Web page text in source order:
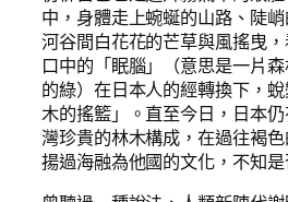
中，身體走上蜿蜒的山路、陡
河谷間白花花的芒草與風搖曳
口中的「眠腦」（意思是一片
的綠）在日本人的經轉換下，
木的搖籃」。直至今日，日本
灣珍貴的林木構成，在過往褐
揚過海融為他國的文化，不知